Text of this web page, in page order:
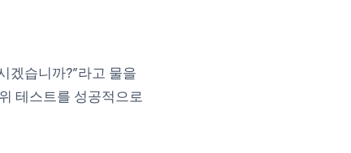
겠습니까?”라고 물을
테스트를 성공적으로